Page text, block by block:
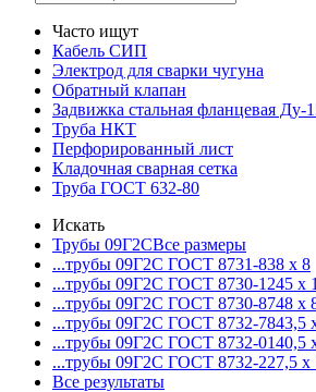
Часто ищут
Кабель СИП
Электрод для сварки чугуна
Обратный клапан
Задвижка стальная фланцевая Ду-
Труба НКТ
Перфорированный лист
Кладочная сварная сетка
Труба ГОСТ 632-80
Искать
Трубы 09Г2СВсе размеры
...трубы 09Г2С ГОСТ 8731-838 x 8
...трубы 09Г2С ГОСТ 8730-1245 x
...трубы 09Г2С ГОСТ 8730-8748 x
...трубы 09Г2С ГОСТ 8732-7843,5
...трубы 09Г2С ГОСТ 8732-0140,5
...трубы 09Г2С ГОСТ 8732-227,5 x
Все результаты